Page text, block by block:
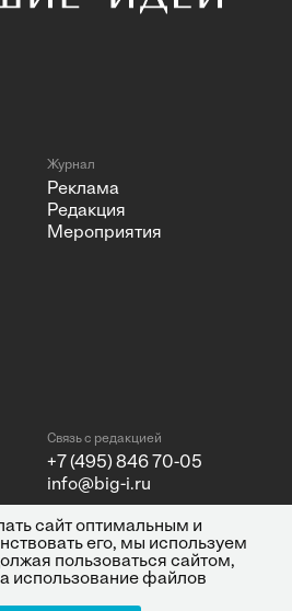
Журнал
Реклама
Редакция
Мероприятия
Связь с редакцией
+7 (495) 846 70-05
info@big-i.ru
сайт оптимальным и
его, мы используем
пользоваться сайтом,
использование файлов